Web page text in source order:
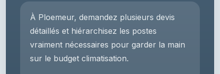
À Ploemeur, demandez plusieurs devis
détaillés et hiérarchisez les postes
vraiment nécessaires pour garder la main
sur le budget climatisation.